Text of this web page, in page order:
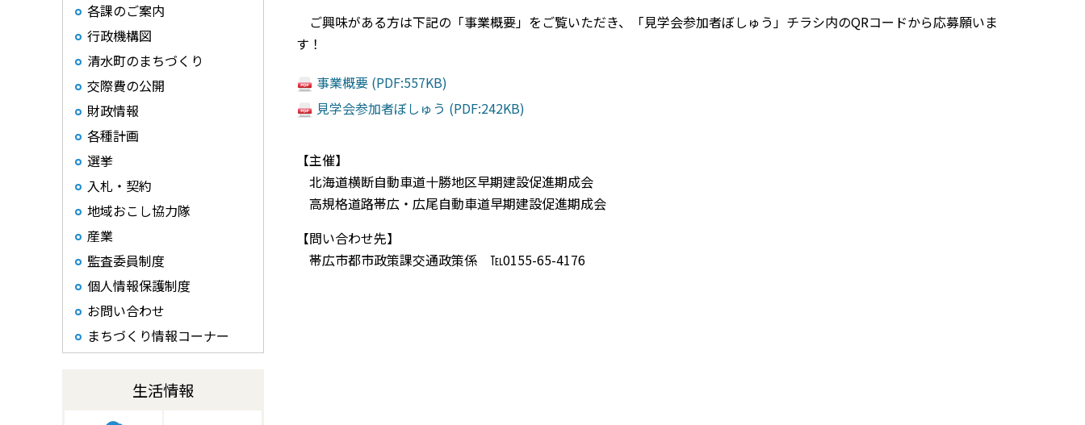
各課のご案内
行政機構図
清水町のまちづくり
交際費の公開
財政情報
各種計画
選挙
入札・契約
地域おこし協力隊
産業
監査委員制度
個人情報保護制度
お問い合わせ
まちづくり情報コーナー
生活情報
ご興味がある方は下記の「事業概要」をご覧いただき、「見学会参加者ぼしゅう」チラシ内のQRコードから応募願いま
す！
事業概要 (PDF:557KB)
見学会参加者ぼしゅう (PDF:242KB)
【主催】
北海道横断自動車道十勝地区早期建設促進期成会
高規格道路帯広・広尾自動車道早期建設促進期成会
【問い合わせ先】
帯広市都市政策課交通政策係 ℡0155-65-4176